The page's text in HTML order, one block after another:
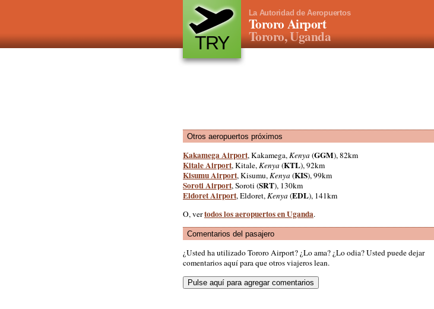
TRY
La Autoridad de Aeropuertos
Tororo Airport
Tororo, Uganda
Otros aeropuertos próximos
Kakamega Airport, Kakamega,Kenya (GGM), 82km
Kitale Airport, Kitale,Kenya (KTL), 92km
Kisumu Airport, Kisumu,Kenya (KIS), 99km
Soroti Airport, Soroti (SRT), 130km
Eldoret Airport, Eldoret,Kenya (EDL), 141km
O, vertodos los aeropuertos en Uganda.
Comentarios del pasajero
¿Usted ha utilizado Tororo Airport? ¿Lo ama? ¿Lo odia? Usted puede dejar
comentarios aquí para que otros viajeros lean.